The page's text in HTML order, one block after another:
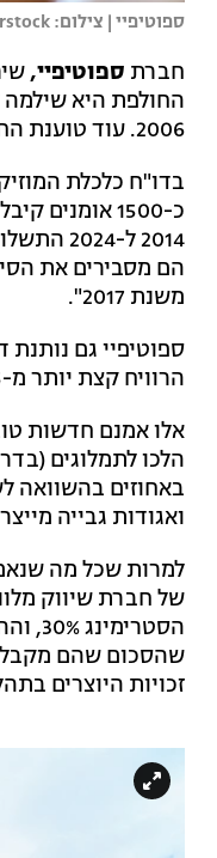
ספוטיפיי | צילום: shutterstock
חברת ספוטיפיי,
2006. עוד טוענת החברה, שהיא משלמת 70% מהכנסותיה לתעשיית המוזיקה.
בדו"ח כלכלת
כ-1500
משנת 2017".
ספוטיפיי גם
הרוויח קצת יותר מ-5 מיליון דולר, כיום יותר מ-200 אומנים עברו את הרף הזה".
הלכו לתמלוגים
ואגודות גבייה
למרות שכל מה
שהסכום שהם
זכויות היוצרים